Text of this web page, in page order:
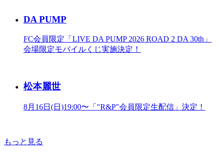
DA PUMP
FC会員限定「LIVE DA PUMP 2026 ROAD 2 DA 30th」
会場限定モバイルくじ実施決定！
松本麗世
8月16日(日)19:00〜「"R&P"会員限定生配信」決定！
もっと見る